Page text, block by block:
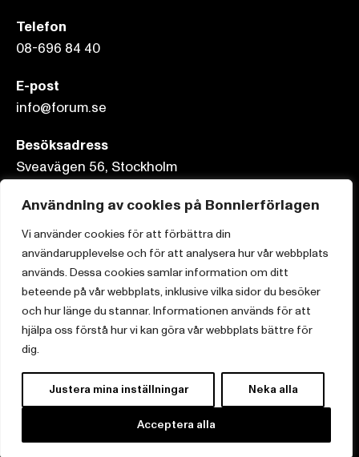
Användning av cookies på Bonnierförlagen
Vi använder cookies för att förbättra din
användarupplevelse och för att analysera hur vår webbplats
används. Dessa cookies samlar information om ditt
beteende på vår webbplats, inklusive vilka sidor du besöker
och hur länge du stannar. Informationen används för att
hjälpa oss förstå hur vi kan göra vår webbplats bättre för
dig.
Justera mina inställningar Neka alla
Acceptera alla
Telefon
08-696 84 40
E-post
info@forum.se
Besöksadress
Sveavägen 56, Stockholm
Postadress
Box 3159, 103 63 Stockholm
Om Bonnierförlagen
Cookies
Integritetspolicy